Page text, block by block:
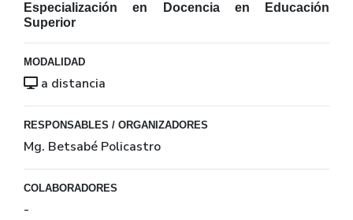
Especialización en Docencia en Educación
Superior
MODALIDAD
a distancia
RESPONSABLES / ORGANIZADORES
Mg. Betsabé Policastro
COLABORADORES
-